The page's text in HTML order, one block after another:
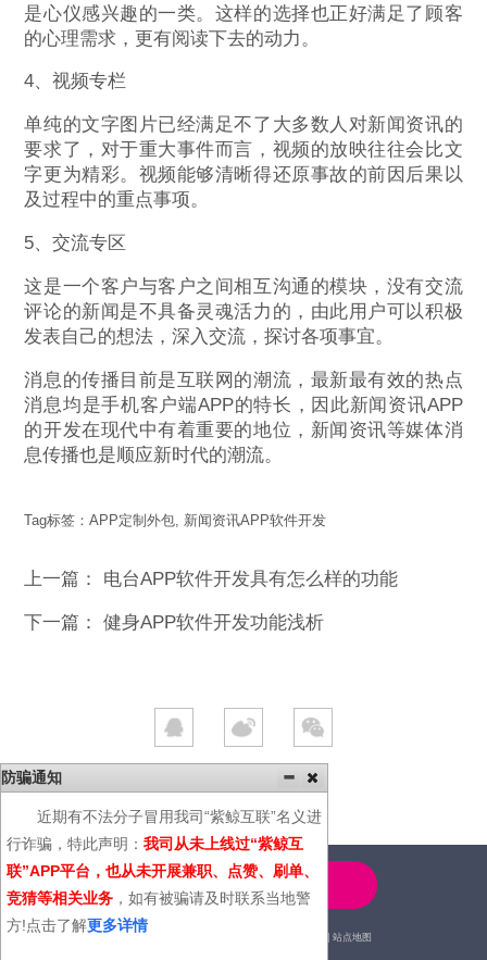
是心仪感兴趣的一类。这样的选择也正好满足了顾客
的心理需求，更有阅读下去的动力。
4、视频专栏
单纯的文字图片已经满足不了大多数人对新闻资讯的
要求了，对于重大事件而言，视频的放映往往会比文
字更为精彩。视频能够清晰得还原事故的前因后果以
及过程中的重点事项。
5、交流专区
这是一个客户与客户之间相互沟通的模块，没有交流
评论的新闻是不具备灵魂活力的，由此用户可以积极
发表自己的想法，深入交流，探讨各项事宜。
消息的传播目前是互联网的潮流，最新最有效的热点
消息均是手机客户端APP的特长，因此新闻资讯APP
的开发在现代中有着重要的地位，新闻资讯等媒体消
息传播也是顺应新时代的潮流。
Tag标签：APP定制外包 新闻资讯APP软件开发
上一篇： 电台APP软件开发具有怎么样的功能
下一篇：健身APP软件开发功能浅析
4000-600-366
站点地图
防骗通知
近期有不法分子冒用我司“紫鲸互联”名义进
行诈骗，特此声明： 我司从未上线过“紫鲸互
联”APP平台，也从未开展兼职、点赞、刷单、
竞猜等相关业务 ，如有被骗请及时联系当地警
方!点击了解更多详情